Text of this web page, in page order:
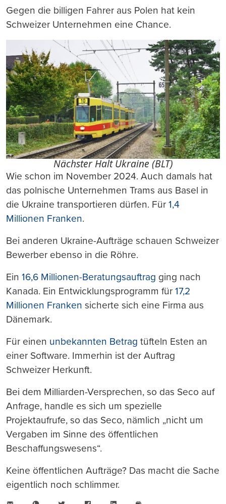
Gegen die billigen Fahrer aus Polen hat kein
Schweizer Unternehmen eine Chance.
Nächster Halt Ukraine (BLT)
Wie schon im November 2024. Auch damals hat
das polnische Unternehmen Trams aus Basel in
die Ukraine transportieren dürfen. Für 1,4
Millionen Franken.
Bei anderen Ukraine-Aufträge schauen Schweizer
Bewerber ebenso in die Röhre.
Ein 16,6 Millionen-Beratungsauftrag ging nach
Kanada. Ein Entwicklungsprogramm für 17,2
Millionen Franken sicherte sich eine Firma aus
Dänemark.
Für einen unbekannten Betrag tüfteln Esten an
einer Software. Immerhin ist der Auftrag
Schweizer Herkunft.
Bei dem Milliarden-Versprechen, so das Seco auf
Anfrage, handle es sich um spezielle
Projektaufrufe, so das Seco, nämlich „nicht um
Vergaben im Sinne des öffentlichen
Beschaffungswesens“.
Keine öffentlichen Aufträge? Das macht die Sache
eigentlich noch schlimmer.